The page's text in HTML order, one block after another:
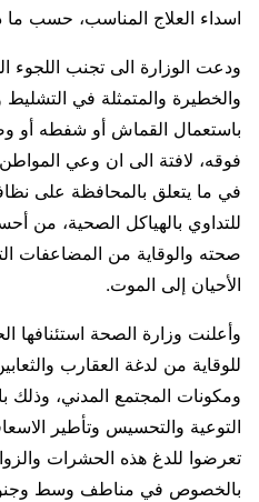
اسداء العلاج المناسب، حسب ما
ودعت الوزارة الى تجنب اللجوء
والخطيرة والمتمثلة في
باستعمال القماش أو شفطه أو
فوقه، لافتة الى ان وعي
في ما يتعلق بالمحافظة على
للتداوي بالهياكل الصحية، من
صحته والوقاية من المضاعفات
الأحيان إلى الموت.
وأعلنت وزارة الصحة استئنافها
للوقاية من لدغة العقارب
ومكونات المجتمع المدني،
التوعية والتحسيس وتأطير
تعرضوا للدغ هذه الحشرات
بالخصوص في مناطف وسط